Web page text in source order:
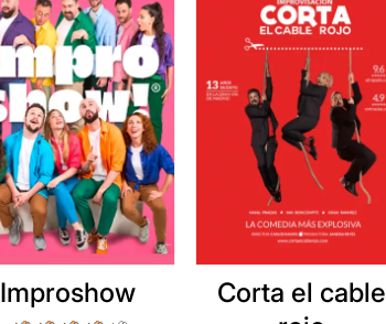
Improshow
Corta el cable